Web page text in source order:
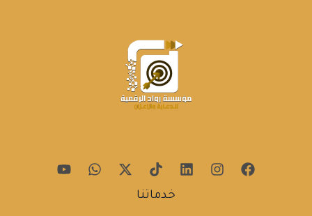
خدماتنا